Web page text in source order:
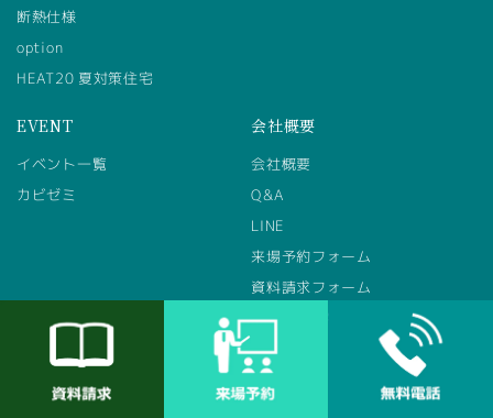
断熱仕様
option
HEAT20 夏対策住宅
EVENT
イベント一覧
カビゼミ
会社概要
会社概要
Q&A
LINE
来場予約フォーム
資料請求フォーム
賃貸併用住宅
採用情報
メール